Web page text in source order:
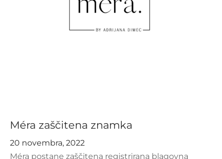
Méra zaščitena znamka
20 novembra, 2022
Méra postane zaščitena registrirana blagovna